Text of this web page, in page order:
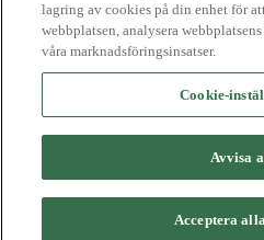
Referenser|Sekretesspolicy|
© 2025 Bioventus, Bioventus-logotypen,
varumärken som tillhör Bioventus LLC.
Alla andra varumärken tillhör respektive
lagring av cookies på din enhet för
webbplatsen, analysera
våra marknadsföringsinsatser.
Cookie-
Avvisa
Acceptera